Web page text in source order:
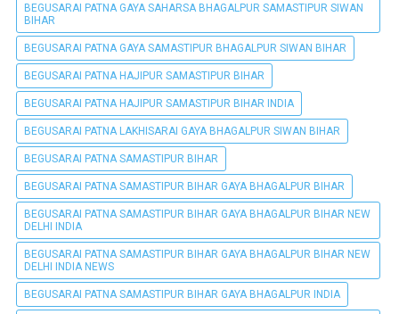
BEGUSARAI PATNA GAYA SAHARSA BHAGALPUR SAMASTIPUR SIWAN
BIHAR
BEGUSARAI PATNA GAYA SAMASTIPUR BHAGALPUR SIWAN BIHAR
BEGUSARAI PATNA HAJIPUR SAMASTIPUR BIHAR
BEGUSARAI PATNA HAJIPUR SAMASTIPUR BIHAR INDIA
BEGUSARAI PATNA LAKHISARAI GAYA BHAGALPUR SIWAN BIHAR
BEGUSARAI PATNA SAMASTIPUR BIHAR
BEGUSARAI PATNA SAMASTIPUR BIHAR GAYA BHAGALPUR BIHAR
BEGUSARAI PATNA SAMASTIPUR BIHAR GAYA BHAGALPUR BIHAR NEW
DELHI INDIA
BEGUSARAI PATNA SAMASTIPUR BIHAR GAYA BHAGALPUR BIHAR NEW
DELHI INDIA NEWS
BEGUSARAI PATNA SAMASTIPUR BIHAR GAYA BHAGALPUR INDIA